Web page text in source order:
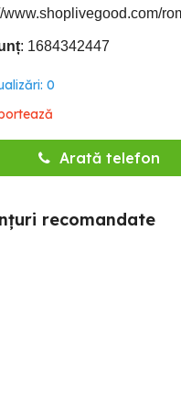
www.shoplivegood.com/
: 1684342447
0
Arată telefon
recomandate